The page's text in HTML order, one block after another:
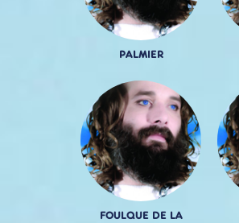
PALMIER
FOULQUE DE LA